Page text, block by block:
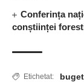
Conferința
conștiinței
Etichetat: